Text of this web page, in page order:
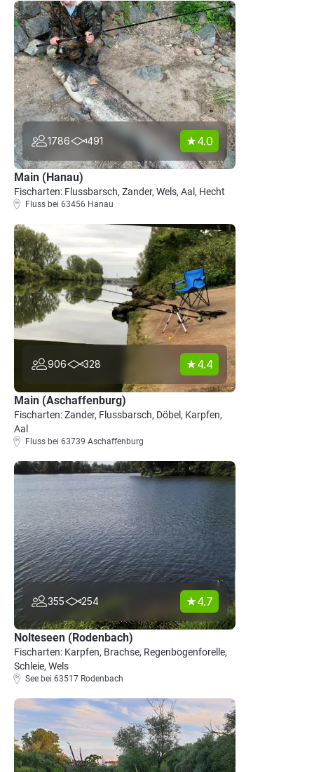
1786 491 4.0
Main (Hanau)
Fischarten: Flussbarsch, Zander, Wels, Aal, Hecht
Fluss bei 63456 Hanau
906 328 4.4
Main (Aschaffenburg)
Fischarten: Zander, Flussbarsch, Döbel, Karpfen,
Aal
Fluss bei 63739 Aschaffenburg
355 254 4.7
Nolteseen (Rodenbach)
Fischarten: Karpfen, Brachse, Regenbogenforelle,
Schleie, Wels
See bei 63517 Rodenbach